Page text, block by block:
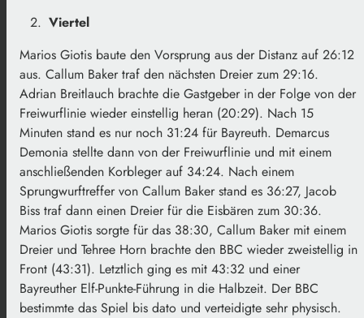
Viertel
Marios Giotis baute den Vorsprung aus der Distanz auf 26:12
aus. Callum Baker traf den nächsten Dreier zum 29:16.
Adrian Breitlauch brachte die Gastgeber in der Folge von der
Freiwurflinie wieder einstellig heran (20:29). Nach 15
Minuten stand es nur noch 31:24 für Bayreuth. Demarcus
Demonia stellte dann von der Freiwurflinie und mit einem
anschließenden Korbleger auf 34:24. Nach einem
Sprungwurftreffer von Callum Baker stand es 36:27, Jacob
Biss traf dann einen Dreier für die Eisbären zum 30:36.
Marios Giotis sorgte für das 38:30, Callum Baker mit einem
Dreier und Tehree Horn brachte den BBC wieder zweistellig in
Front (43:31). Letztlich ging es mit 43:32 und einer
Bayreuther Elf-Punkte-Führung in die Halbzeit. Der BBC
bestimmte das Spiel bis dato und verteidigte sehr physisch.